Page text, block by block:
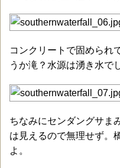
コンクリートで固められ
うか滝？水源は湧き水で
ちなみにセンダングサま
は見えるので無理せず。
よ。